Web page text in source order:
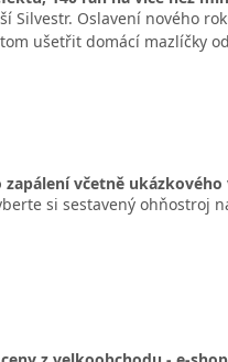
Silvestr. Oslavení nového
ušetřit domácí mazlíčky
včetně ukázkového
si sestavený ohňostroj